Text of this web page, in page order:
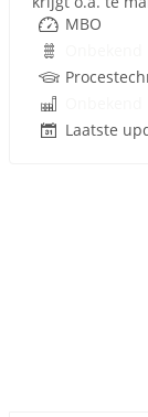
MBO
Laatste